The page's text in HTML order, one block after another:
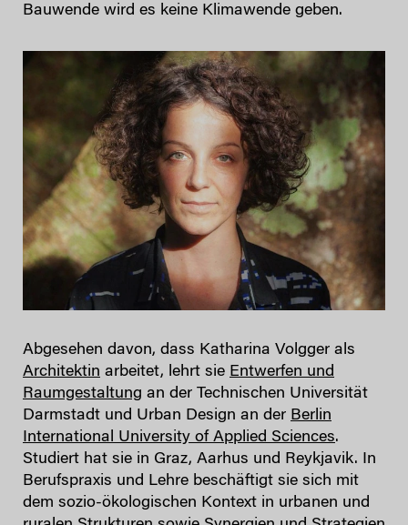
Bauwende wird es keine Klimawende geben.
Abgesehen davon, dass Katharina Volgger als
Architektin arbeitet, lehrt sie Entwerfen und
Raumgestaltung an der Technischen Universität
Darmstadt und Urban Design an der Berlin
International University of Applied Sciences.
Studiert hat sie in Graz, Aarhus und Reykjavik. In
Berufspraxis und Lehre beschäftigt sie sich mit
dem sozio-ökologischen Kontext in urbanen und